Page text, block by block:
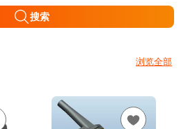
搜索
浏览全部